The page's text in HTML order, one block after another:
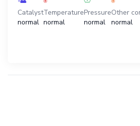
Catalyst
normal
Temperature
normal
Pressure
normal
Other
normal